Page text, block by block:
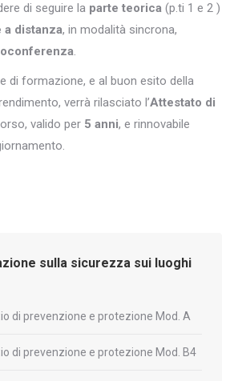
di seguire la parte teorica (p.ti 1 e 2 )
distanza, in modalità sincrona,
.
di formazione, e al buon esito della
verrà rilasciato l’Attestato di
valido per 5 anni, e rinnovabile
sulla sicurezza sui luoghi
di prevenzione e protezione Mod. A
di prevenzione e protezione Mod. B4